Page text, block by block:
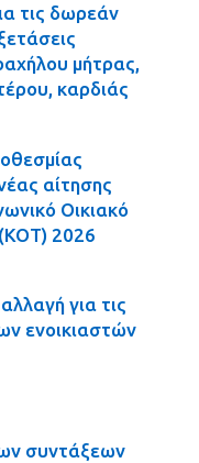
τις δωρεάν
μήτρας,
καρδιάς
αίτησης
Οικιακό
(ΚΟΤ) 2026
για τις
ενοικιαστών
συντάξεων